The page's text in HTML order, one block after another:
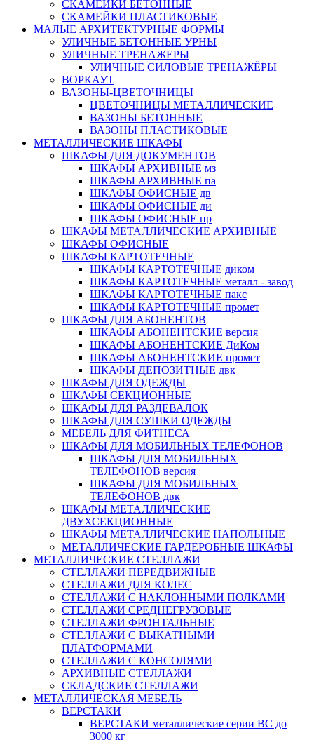
СКАМЕЙКИ БЕТОННЫЕ
СКАМЕЙКИ ПЛАСТИКОВЫЕ
МАЛЫЕ АРХИТЕКТУРНЫЕ ФОРМЫ
УЛИЧНЫЕ БЕТОННЫЕ УРНЫ
УЛИЧНЫЕ ТРЕНАЖЕРЫ
УЛИЧНЫЕ СИЛОВЫЕ ТРЕНАЖЁРЫ
ВОРКАУТ
ВАЗОНЫ-ЦВЕТОЧНИЦЫ
ЦВЕТОЧНИЦЫ МЕТАЛЛИЧЕСКИЕ
ВАЗОНЫ БЕТОННЫЕ
ВАЗОНЫ ПЛАСТИКОВЫЕ
МЕТАЛЛИЧЕСКИЕ ШКАФЫ
ШКАФЫ ДЛЯ ДОКУМЕНТОВ
ШКАФЫ АРХИВНЫЕ мз
ШКАФЫ АРХИВНЫЕ па
ШКАФЫ ОФИСНЫЕ дв
ШКАФЫ ОФИСНЫЕ ди
ШКАФЫ ОФИСНЫЕ пр
ШКАФЫ МЕТАЛЛИЧЕСКИЕ АРХИВНЫЕ
ШКАФЫ ОФИСНЫЕ
ШКАФЫ КАРТОТЕЧНЫЕ
ШКАФЫ КАРТОТЕЧНЫЕ диком
ШКАФЫ КАРТОТЕЧНЫЕ металл - завод
ШКАФЫ КАРТОТЕЧНЫЕ пакс
ШКАФЫ КАРТОТЕЧНЫЕ промет
ШКАФЫ ДЛЯ АБОНЕНТОВ
ШКАФЫ АБОНЕНТСКИЕ версия
ШКАФЫ АБОНЕНТСКИЕ ДиКом
ШКАФЫ АБОНЕНТСКИЕ промет
ШКАФЫ ДЕПОЗИТНЫЕ двк
ШКАФЫ ДЛЯ ОДЕЖДЫ
ШКАФЫ СЕКЦИОННЫЕ
ШКАФЫ ДЛЯ РАЗДЕВАЛОК
ШКАФЫ ДЛЯ СУШКИ ОДЕЖДЫ
МЕБЕЛЬ ДЛЯ ФИТНЕСА
ШКАФЫ ДЛЯ МОБИЛЬНЫХ ТЕЛЕФОНОВ
ШКАФЫ ДЛЯ МОБИЛЬНЫХ
ТЕЛЕФОНОВ версия
ШКАФЫ ДЛЯ МОБИЛЬНЫХ
ТЕЛЕФОНОВ двк
ШКАФЫ МЕТАЛЛИЧЕСКИЕ
ДВУХСЕКЦИОННЫЕ
ШКАФЫ МЕТАЛЛИЧЕСКИЕ НАПОЛЬНЫЕ
МЕТАЛЛИЧЕСКИЕ ГАРДЕРОБНЫЕ ШКАФЫ
МЕТАЛЛИЧЕСКИЕ СТЕЛЛАЖИ
СТЕЛЛАЖИ ПЕРЕДВИЖНЫЕ
СТЕЛЛАЖИ ДЛЯ КОЛЕС
СТЕЛЛАЖИ С НАКЛОННЫМИ ПОЛКАМИ
СТЕЛЛАЖИ СРЕДНЕГРУЗОВЫЕ
СТЕЛЛАЖИ ФРОНТАЛЬНЫЕ
СТЕЛЛАЖИ С ВЫКАТНЫМИ
ПЛАТФОРМАМИ
СТЕЛЛАЖИ С КОНСОЛЯМИ
АРХИВНЫЕ СТЕЛЛАЖИ
СКЛАДСКИЕ СТЕЛЛАЖИ
МЕТАЛЛИЧЕСКАЯ МЕБЕЛЬ
ВЕРСТАКИ
ВЕРСТАКИ металлические серии ВС до
3000 кг